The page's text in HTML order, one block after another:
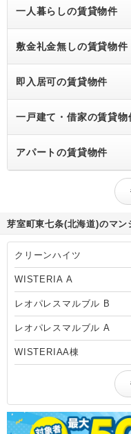
一人暮らしの賃貸物件
敷金礼金無しの賃貸物件
即入居可の賃貸物件
一戸建て・借家の賃貸物
アパートの賃貸物件
芽室町東七条(北海道)のマン
クリーンハイツ
WISTERIA A
レオパレスマルブル B
レオパレスマルブル A
WISTERIAA棟